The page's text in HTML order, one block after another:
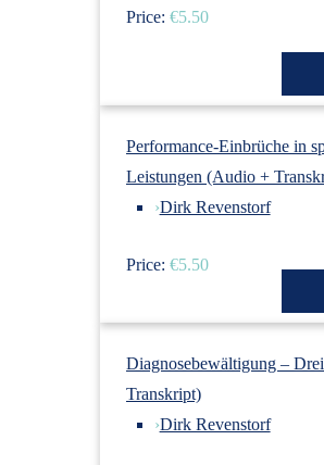
Price: €5.50
Performance-Einbrüche in
Leistungen (Audio +
›Dirk Revenstorf
Price: €5.50
Diagnosebewältigung –
Transkript)
›Dirk Revenstorf